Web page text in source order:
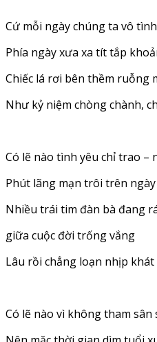
Cứ mỗi ngày chúng ta vô
Phía ngày xưa xa tít tắp
Chiếc lá rơi bên thềm ruỗng
Như kỷ niệm chòng chành,
Có lẽ nào tình yêu chỉ trao –
Phút lãng mạn trôi trên
Nhiều trái tim đàn bà đang
giữa cuộc đời trống vắng
Lâu rồi chẳng loạn nhịp
Có lẽ nào vì không tham sân